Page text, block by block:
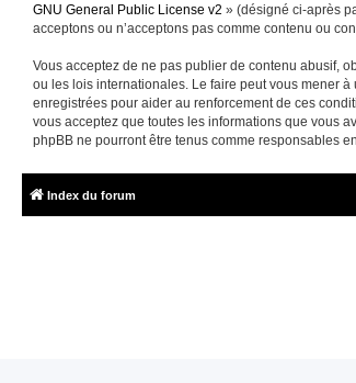
GNU General Public License v2 » (désigné ci-après
acceptons ou n’acceptons pas comme contenu ou
Vous acceptez de ne pas publier de contenu abusif,
ou les lois internationales. Le faire peut vous mener
enregistrées pour aider au renforcement de ces
vous acceptez que toutes les informations que vous
phpBB ne pourront être tenus comme responsables
Index du forum